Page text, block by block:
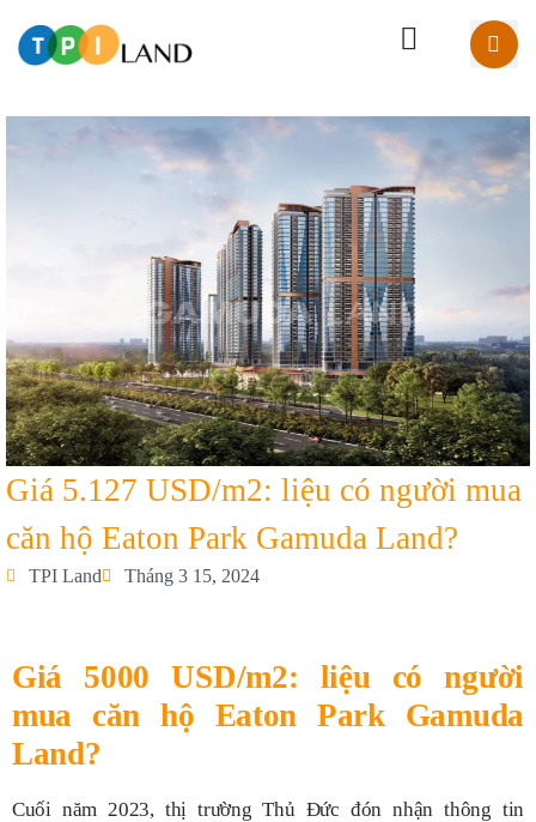
Giá 5.127 USD/m2: liệu có người mua
căn hộ Eaton Park Gamuda Land?
TPI Land Tháng 3 15, 2024
Giá 5000 USD/m2: liệu có người
mua căn hộ Eaton Park Gamuda
Land?
Cuối năm 2023, thị trường Thủ Đức đón nhận thông tin